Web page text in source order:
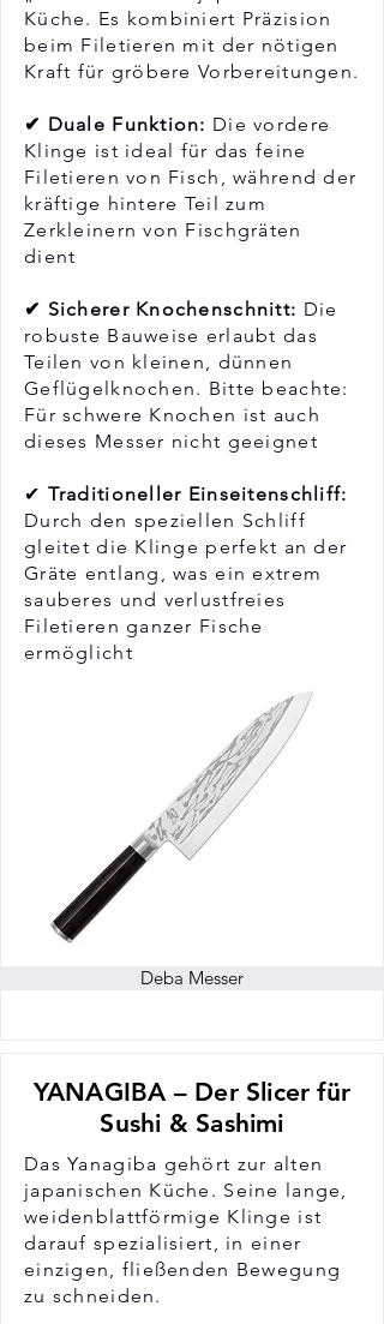
Küche. Es kombiniert Präzision
beim Filetieren mit der nötigen
Kraft für gröbere Vorbereitungen.
✔ Duale Funktion: Die vordere
Klinge ist ideal für das feine
Filetieren von Fisch, während der
kräftige hintere Teil zum
Zerkleinern von Fischgräten
dient
✔ Sicherer Knochenschnitt: Die
robuste Bauweise erlaubt das
Teilen von kleinen, dünnen
Geflügelknochen. Bitte beachte:
Für schwere Knochen ist auch
dieses Messer nicht geeignet
✔ Traditioneller Einseitenschliff:
Durch den speziellen Schliff
gleitet die Klinge perfekt an der
Gräte entlang, was ein extrem
sauberes und verlustfreies
Filetieren ganzer Fische
ermöglicht
Deba Messer
YANAGIBA – Der Slicer für
Sushi & Sashimi
Das Yanagiba gehört zur alten
japanischen Küche. Seine lange,
weidenblattförmige Klinge ist
darauf spezialisiert, in einer
einzigen, fließenden Bewegung
zu schneiden.